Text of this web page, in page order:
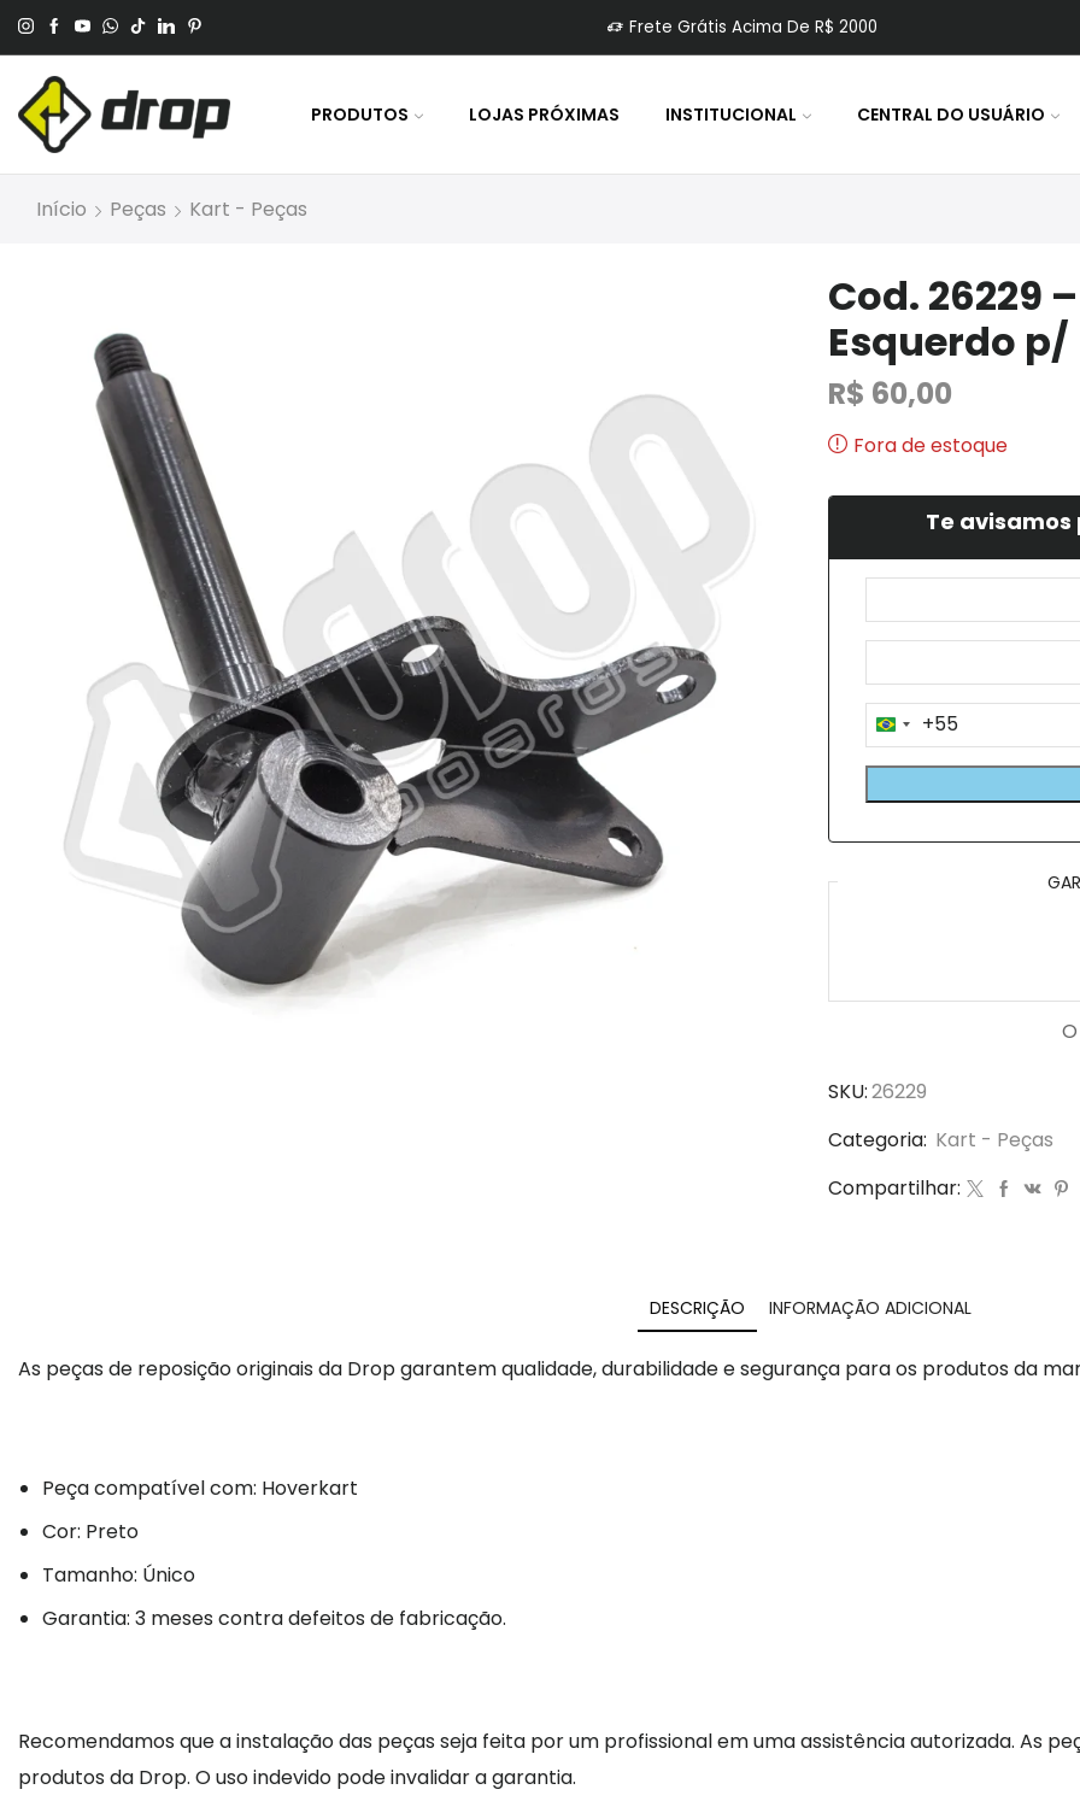
No Pagamento Por PIX Ou Boleto. Frete Grátis Acima De R$ 2000
PRODUTOS LOJAS PRÓXIMAS INSTITUCIONAL CENTRAL DO USUÁRIO
Início Peças Kart - Peças
Cod. 26229
Esquerdo
R$ 60,00
Fora de estoque
Te
Brazil
+55
+55
SKU:26229
Categoria: Kart - Peças
Compartilhar:
DESCRIÇÃO INFORMAÇÃO ADICIONAL
As peças de reposição originais da Drop garantem qualidade, durabilidade e segurança para os produtos da
Peça compatível com: Hoverkart
Cor: Preto
Tamanho: Único
Garantia: 3 meses contra defeitos de fabricação.
Recomendamos que a instalação das peças seja feita por um profissional em uma assistência autorizada. As
produtos da Drop. O uso indevido pode invalidar a garantia.